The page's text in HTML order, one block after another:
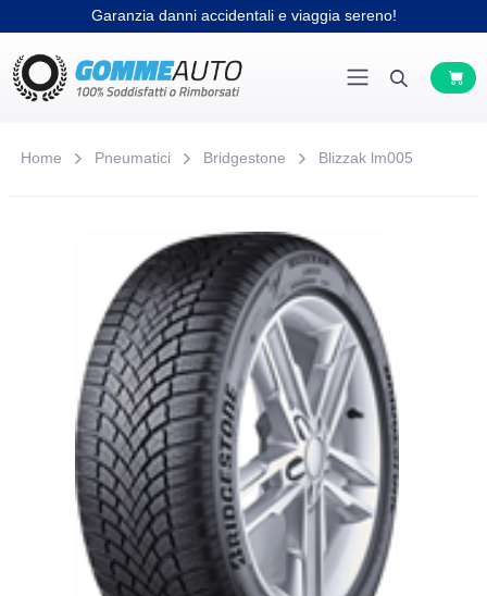
Garanzia danni accidentali e viaggia sereno!
Home Pneumatici Bridgestone Blizzak lm005